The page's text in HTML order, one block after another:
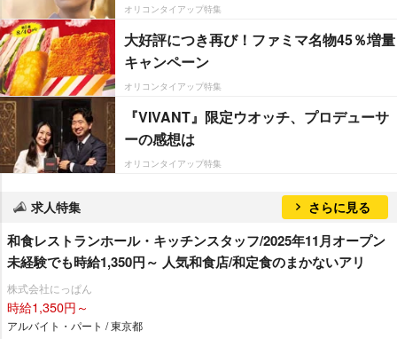
オリコンタイアップ特集
大好評につき再び！ファミマ名物45％増量
キャンペーン
オリコンタイアップ特集
『VIVANT』限定ウオッチ、プロデューサ
ーの感想は
オリコンタイアップ特集
求人特集 さらに見る
和食レストランホール・キッチンスタッフ/2025年11月オープン
未経験でも時給1,350円～ 人気和食店/和定食のまかないアリ
株式会社にっぱん
時給1,350円～
アルバイト・パート / 東京都